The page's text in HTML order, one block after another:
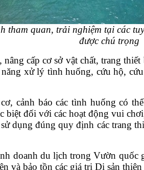
tham quan, trải nghiệm tại các
được chú trọng
cấp cơ sở vật chất, trang
xử lý tình huống, cứu hộ,
cảnh báo các tình huống có
biệt đối với các hoạt động vui
dụng đúng quy định các trang
doanh du lịch trong Vườn quốc
và bảo tồn các giá trị Di sản